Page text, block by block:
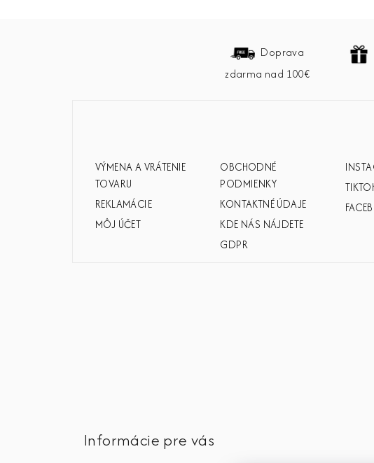
Doprava
zdarma nad 100€
VÝMENA A VRÁTENIE
TOVARU
REKLAMÁCIE
MÔJ ÚČET
OBCHODNÉ
PODMIENKY
KONTAKTNÉ ÚDAJE
KDE NÁS NÁJDETE
GDPR
Informácie pre vás